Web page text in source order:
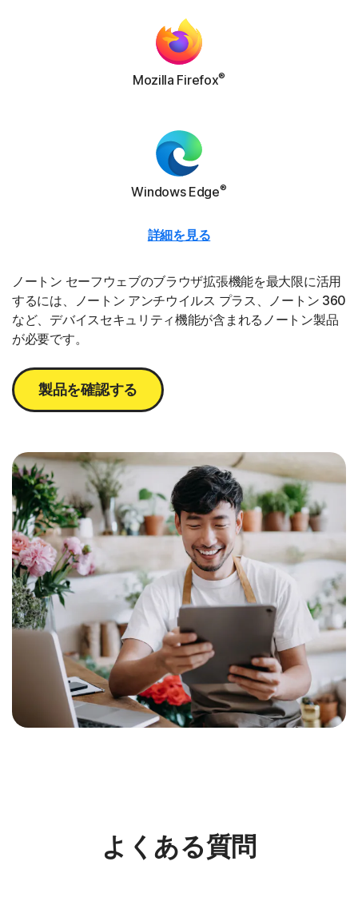
Mozilla Firefox®
Windows Edge®
詳細を見る
ノートン セーフウェブのブラウザ拡張機能を最大限に活用
するには、ノートン アンチウイルス プラス、ノートン 360
など、デバイスセキュリティ機能が含まれるノートン製品
が必要です。
製品を確認する
よくある質問